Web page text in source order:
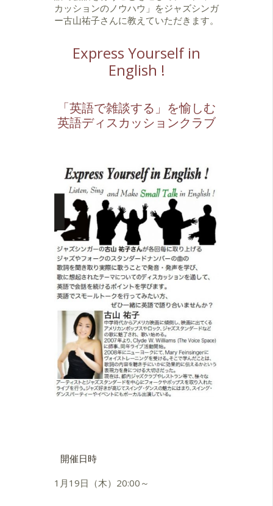
カッションのノウハウ」をジャズシンガ
ー古山祐子さんに教えていただきます。
Express Yourself in
English !
「英語で雑談する」を愉しむ
英語ディスカッションクラブ
開催日時
1月19日（木）20:00～